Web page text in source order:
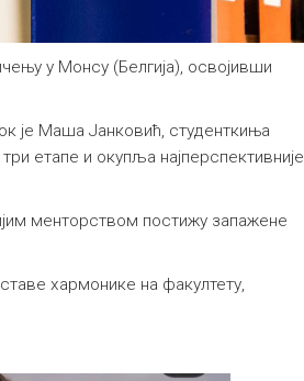
у Монсу (Белгија), освојивши
је Маша Јанковић, студенткиња
етапе и окупља најперспективније
менторством постижу запажене
хармонике на факултету,